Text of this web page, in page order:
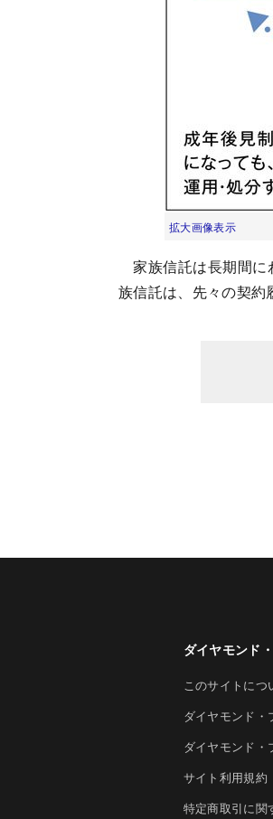
拡大画像表示
家族信託は長期間に
族信託は、先々の契約
ダイヤモンド
このサイトにつ
ダイヤモンド・
ダイヤモンド・
サイト利用規約
特定商取引に関